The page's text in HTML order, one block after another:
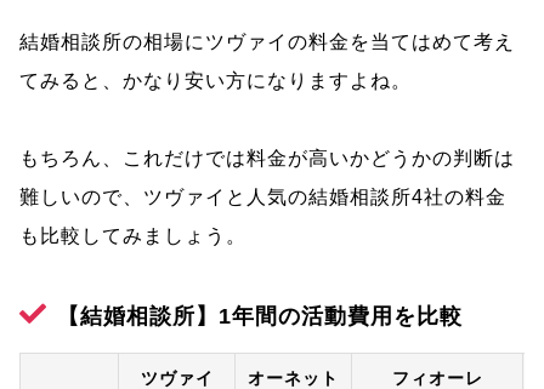
結婚相談所の相場にツヴァイの料金を当てはめて考え
てみると、かなり安い方になりますよね。
もちろん、これだけでは料金が高いかどうかの判断は
難しいので、ツヴァイと人気の結婚相談所4社の料金
も比較してみましょう。
【結婚相談所】1年間の活動費用を比較
ツヴァイ オーネット フィオーレ